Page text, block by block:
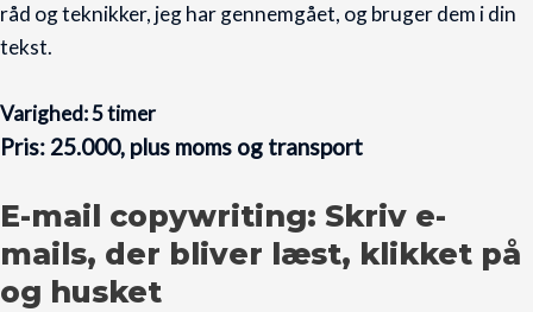
råd og teknikker, jeg har gennemgået, og bruger dem i din
tekst.
Varighed: 5 timer
Pris: 25.000, plus moms og transport
E-mail copywriting: Skriv e-
mails, der bliver læst, klikket på
og husket